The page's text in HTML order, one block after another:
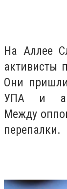
На Аллее
активисты
Они
УПА и
Между
перепалки.